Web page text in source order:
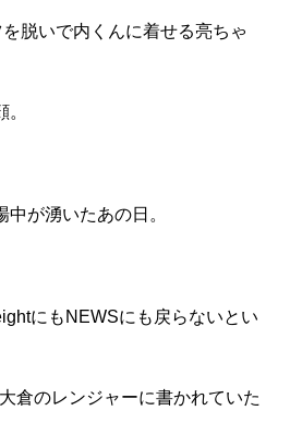
脱いで内くんに着せる亮ちゃ
が湧いたあの日。
にもNEWSにも戻らないとい
倉のレンジャーに書かれていた